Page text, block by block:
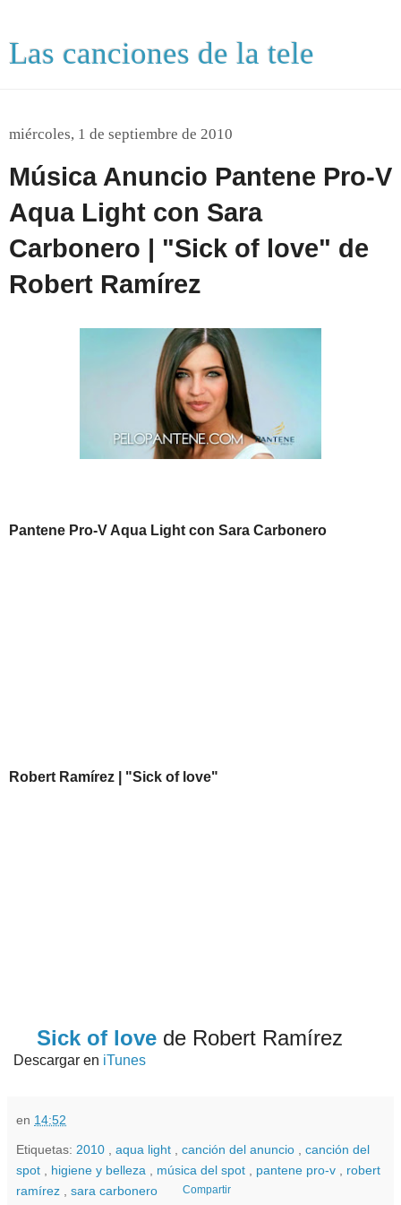
Las canciones de la tele
miércoles, 1 de septiembre de 2010
Música Anuncio Pantene Pro-V
Aqua Light con Sara
Carbonero | "Sick of love" de
Robert Ramírez
Pantene Pro-V Aqua Light con Sara Carbonero
Robert Ramírez | "Sick of love"
Sick of love de Robert Ramírez
Descargar en iTunes
en 14:52
Etiquetas: 2010 aqua light canción del anuncio
canción del
spot
higiene y belleza música del spot pantene pro-v
robert
ramírez
sara carbonero Compartir